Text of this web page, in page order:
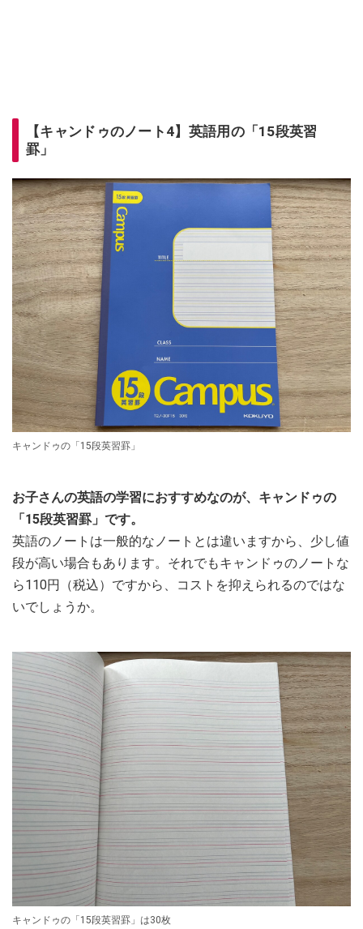
【キャンドゥのノート4】英語用の「15段英習
罫」
キャンドゥの「15段英習罫」
お子さんの英語の学習におすすめなのが、キャンドゥの
「15段英習罫」です。
英語のノートは一般的なノートとは違いますから、少し値
段が高い場合もあります。それでもキャンドゥのノートな
ら110円（税込）ですから、コストを抑えられるのではな
いでしょうか。
キャンドゥの「15段英習罫」は30枚